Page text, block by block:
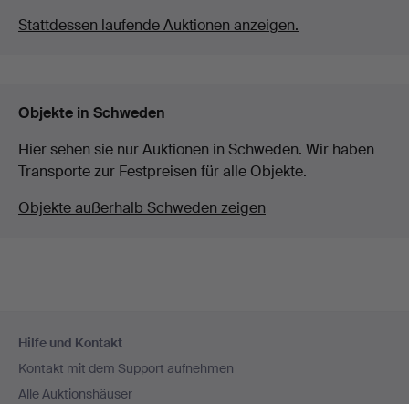
Stattdessen laufende Auktionen anzeigen.
Objekte in Schweden
Hier sehen sie nur Auktionen in Schweden. Wir haben
Transporte zur Festpreisen für alle Objekte.
Objekte außerhalb Schweden zeigen
Navigation
Hilfe und Kontakt
Kontakt mit dem Support aufnehmen
Alle Auktionshäuser